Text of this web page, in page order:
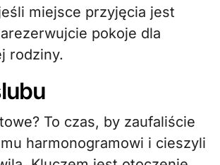
miejsce przyjęcia jest
pokoje dla
rodziny.
To czas, by zaufaliście
harmonogramowi i cieszyli